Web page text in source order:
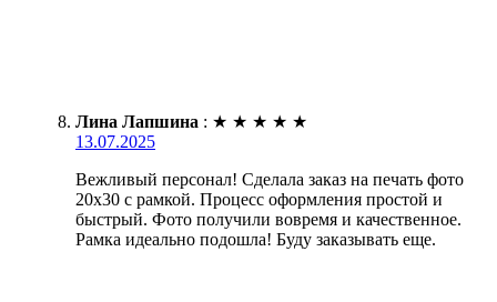
Лина Лапшина : ★ ★ ★ ★ ★
13.07.2025
Вежливый персонал! Сделала заказ на печать фото
20х30 с рамкой. Процесс оформления простой и
быстрый. Фото получили вовремя и качественное.
Рамка идеально подошла! Буду заказывать еще.